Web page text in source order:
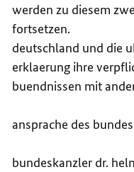
werden zu diesem
fortsetzen.
deutschland und die
erklaerung ihre
buendnissen mit
ansprache des
bundeskanzler dr.